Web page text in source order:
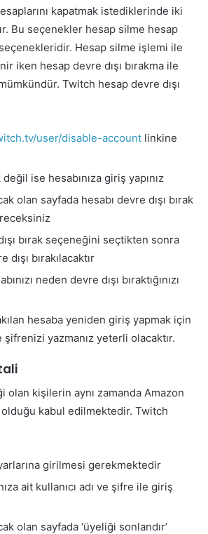
kapatmak istediklerinde iki
Bu seçenekler hesap silme hesap
seçenekleridir. Hesap silme işlemi ile
iken hesap devre dışı bırakma ile
Twitch hesap devre dışı
user/disable-account linkine
değil ise hesabınıza giriş yapınız
olan sayfada hesabı devre dışı bırak
bırak seçeneğini seçtikten sonra
dışı bırakılacaktır
neden devre dışı bıraktığınızı
hesaba yeniden giriş yapmak için
şifrenizi yazmanız yeterli olacaktır.
olan kişilerin aynı zamanda Amazon
kabul edilmektedir. Twitch
girilmesi gerekmektedir
ait kullanıcı adı ve şifre ile giriş
olan sayfada ‘üyeliği sonlandır’